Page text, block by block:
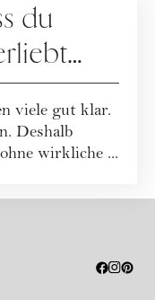
du
viele gut klar.
Deshalb
wirkliche ...